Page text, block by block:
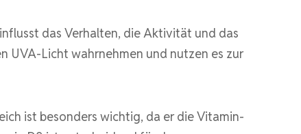
das Verhalten, die Aktivität und das
UVA-Licht wahrnehmen und nutzen es zur
ist besonders wichtig, da er die Vitamin-